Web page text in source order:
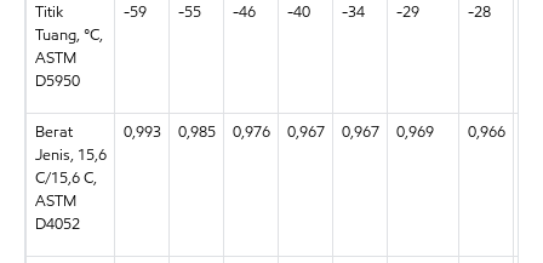
Titik
Tuang, °C,
ASTM
D5950
-59 -55 -46 -40 -34 -29 -28
Berat
Jenis, 15,6
C/15,6 C,
ASTM
D4052
0,993 0,985 0,976 0,967 0,967 0,969 0,966